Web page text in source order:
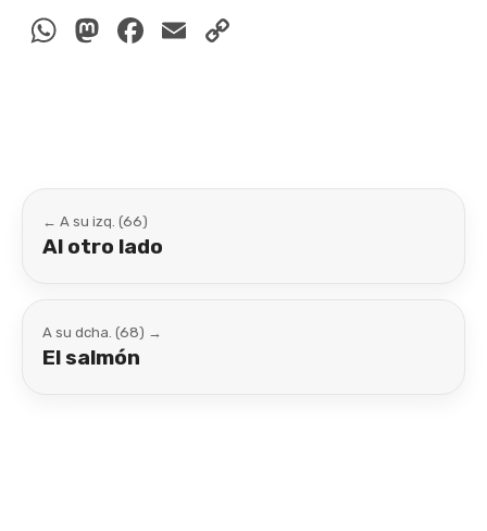
WhatsApp
Mastodon
Facebook
Email
← A su izq. (66)
Al otro lado
A su dcha. (68) →
El salmón